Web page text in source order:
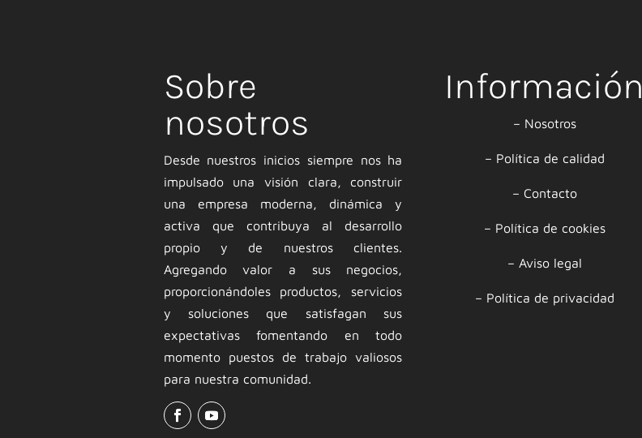
Sobre
nosotros
Desde nuestros inicios siempre nos ha
impulsado una visión clara, construir
una empresa moderna, dinámica y
activa que contribuya al desarrollo
propio y de nuestros clientes.
Agregando valor a sus negocios,
proporcionándoles productos, servicios
y soluciones que satisfagan sus
expectativas fomentando en todo
momento puestos de trabajo valiosos
para nuestra comunidad.
Información
– Nosotros
– Política de calidad
– Contacto
– Política de cookies
– Aviso legal
– Política de privacidad